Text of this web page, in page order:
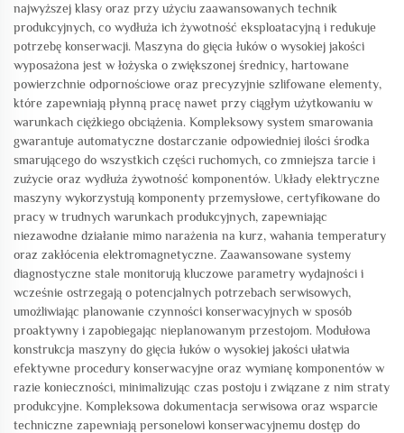
najwyższej klasy oraz przy użyciu zaawansowanych technik
produkcyjnych, co wydłuża ich żywotność eksploatacyjną i redukuje
potrzebę konserwacji. Maszyna do gięcia łuków o wysokiej jakości
wyposażona jest w łożyska o zwiększonej średnicy, hartowane
powierzchnie odpornościowe oraz precyzyjnie szlifowane elementy,
które zapewniają płynną pracę nawet przy ciągłym użytkowaniu w
warunkach ciężkiego obciążenia. Kompleksowy system smarowania
gwarantuje automatyczne dostarczanie odpowiedniej ilości środka
smarującego do wszystkich części ruchomych, co zmniejsza tarcie i
zużycie oraz wydłuża żywotność komponentów. Układy elektryczne
maszyny wykorzystują komponenty przemysłowe, certyfikowane do
pracy w trudnych warunkach produkcyjnych, zapewniając
niezawodne działanie mimo narażenia na kurz, wahania temperatury
oraz zakłócenia elektromagnetyczne. Zaawansowane systemy
diagnostyczne stale monitorują kluczowe parametry wydajności i
wcześnie ostrzegają o potencjalnych potrzebach serwisowych,
umożliwiając planowanie czynności konserwacyjnych w sposób
proaktywny i zapobiegając nieplanowanym przestojom. Modułowa
konstrukcja maszyny do gięcia łuków o wysokiej jakości ułatwia
efektywne procedury konserwacyjne oraz wymianę komponentów w
razie konieczności, minimalizując czas postoju i związane z nim straty
produkcyjne. Kompleksowa dokumentacja serwisowa oraz wsparcie
techniczne zapewniają personelowi konserwacyjnemu dostęp do